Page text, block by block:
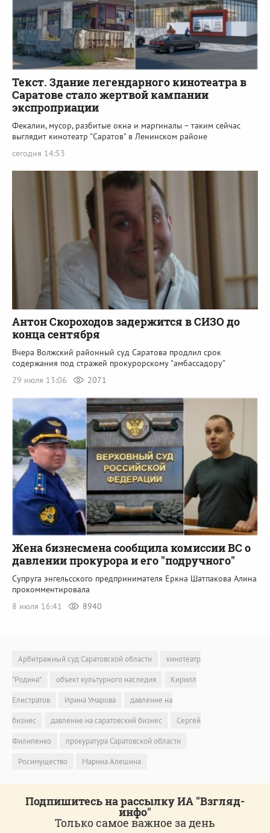
Текст. Здание легендарного кинотеатра в
Саратове стало жертвой кампании
экспроприации
Фекалии, мусор, разбитые окна и маргиналы – таким сейчас
выглядит кинотеатр "Саратов" в Ленинском районе
сегодня 14:53
Антон Скороходов задержится в СИЗО до
конца сентября
Вчера Волжский районный суд Саратова продлил срок
содержания под стражей прокурорскому "амбассадору"
29 июля 13:06
2071
Жена бизнесмена сообщила комиссии ВС о
давлении прокурора и его "подручного"
Супруга энгельсского предпринимателя Еркна Шатпакова Алина
прокомментировала
8 июля 16:41
8940
Арбитражный суд Саратовской области
кинотеатр
"Родина"
объект культурного наследия
Кирилл
Елистратов
Ирина Умарова
давление на
бизнес
давление на саратовский бизнес
Сергей
Филипенко
прокуратура Саратовской области
Росимущество
Марина Алешина
Подпишитесь на рассылку ИА "Взгляд-
инфо"
Только самое важное за день